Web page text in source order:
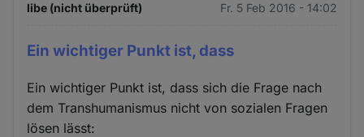
libe (nicht überprüft) Fr. 5 Feb 2016 - 14:02
Ein wichtiger Punkt ist, dass
Ein wichtiger Punkt ist, dass sich die Frage nach
dem Transhumanismus nicht von sozialen Fragen
lösen lässt: